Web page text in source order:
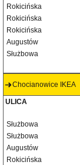
Rokicińska
Rokicińska
Rokicińska
Augustów
Służbowa
Chocianowice IKEA
ULICA
Służbowa
Służbowa
Augustów
Rokicińska